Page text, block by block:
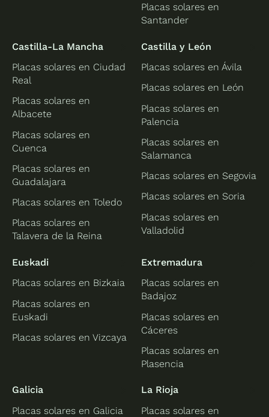
Placas solares en
Santander
Castilla-La Mancha
Placas solares en Ciudad
Real
Placas solares en
Albacete
Placas solares en
Cuenca
Placas solares en
Guadalajara
Placas solares en Toledo
Placas solares en
Talavera de la Reina
Castilla y León
Placas solares en Ávila
Placas solares en León
Placas solares en
Palencia
Placas solares en
Salamanca
Placas solares en Segovia
Placas solares en Soria
Placas solares en
Valladolid
Euskadi
Placas solares en Bizkaia
Placas solares en
Euskadi
Placas solares en Vizcaya
Extremadura
Placas solares en
Badajoz
Placas solares en
Cáceres
Placas solares en
Plasencia
Galicia
Placas solares en Galicia
La Rioja
Placas solares en